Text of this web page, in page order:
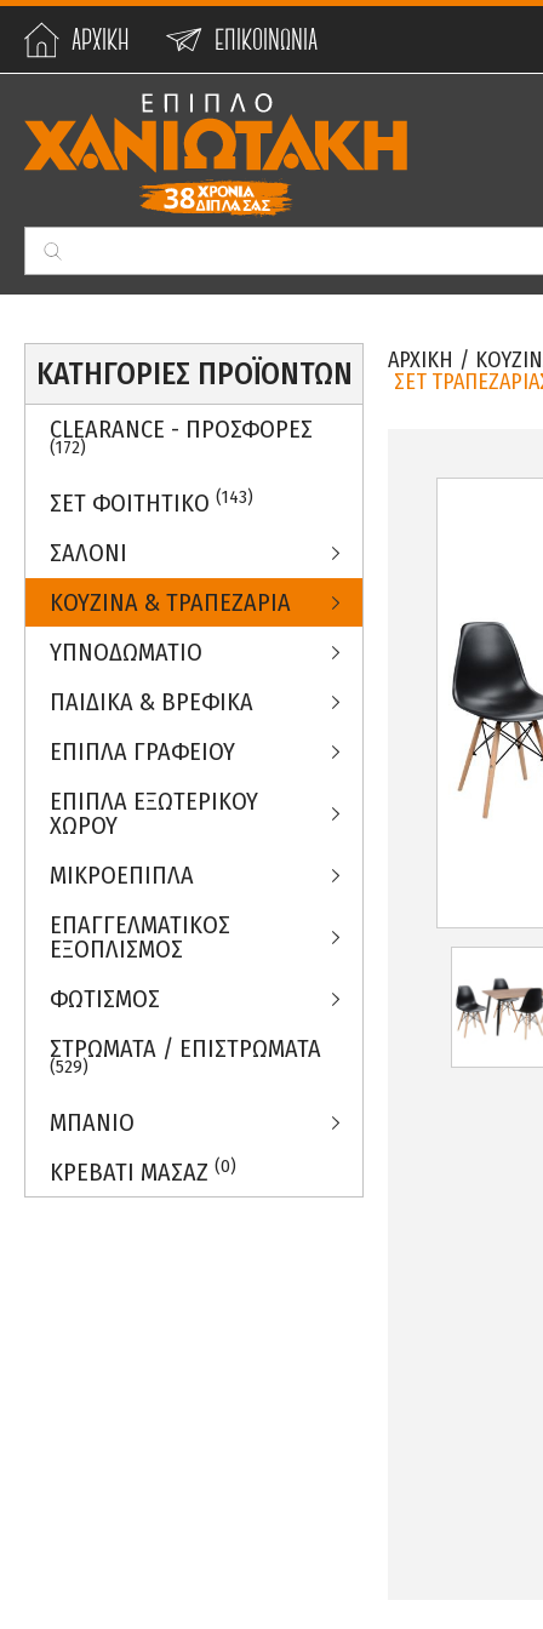
ΑΡΧΙΚΗ ΕΠΙΚΟΙΝΩΝΙΑ
ΚΑΤΗΓΟΡΙΕΣ ΠΡΟΪΟΝΤΩΝ
CLEARANCE - ΠΡΟΣΦΟΡΕΣ
(172)
ΣΕΤ ΦΟΙΤΗΤΙΚΟ (143)
ΣΑΛΟΝΙ
ΚΟΥΖΙΝΑ & ΤΡΑΠΕΖΑΡΙΑ
ΥΠΝΟΔΩΜΑΤΙΟ
ΠΑΙΔΙΚΑ & ΒΡΕΦΙΚΑ
ΕΠΙΠΛΑ ΓΡΑΦΕΙΟΥ
ΕΠΙΠΛΑ ΕΞΩΤΕΡΙΚΟΥ
ΧΩΡΟΥ
ΜΙΚΡΟΕΠΙΠΛΑ
ΕΠΑΓΓΕΛΜΑΤΙΚΟΣ
ΕΞΟΠΛΙΣΜΟΣ
ΦΩΤΙΣΜΟΣ
ΣΤΡΩΜΑΤΑ / ΕΠΙΣΤΡΩΜΑΤΑ
(529)
ΜΠΑΝΙΟ
ΚΡΕΒΑΤΙ ΜΑΣΑΖ (0)
ΑΡΧΙΚΗ /
ΣΕΤ